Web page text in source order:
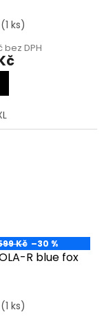
(1 ks)
bez DPH
Kč –30 %
R blue fox
(1 ks)